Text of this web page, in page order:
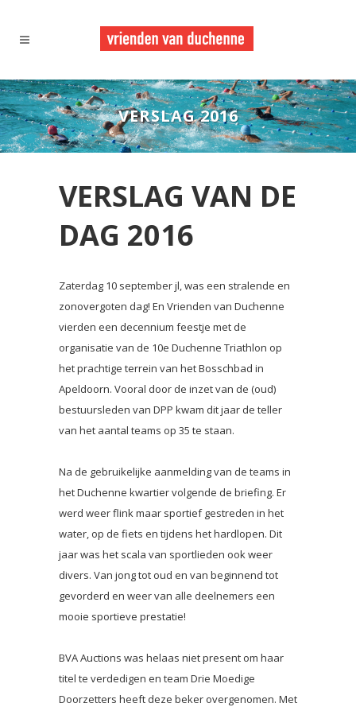
VERSLAG 2016
VERSLAG VAN DE
DAG 2016
Zaterdag 10 september jl, was een stralende en
zonovergoten dag! En Vrienden van Duchenne
vierden een decennium feestje met de
organisatie van de 10e Duchenne Triathlon op
het prachtige terrein van het Bosschbad in
Apeldoorn. Vooral door de inzet van de (oud)
bestuursleden van DPP kwam dit jaar de teller
van het aantal teams op 35 te staan.
Na de gebruikelijke aanmelding van de teams in
het Duchenne kwartier volgende de briefing. Er
werd weer flink maar sportief gestreden in het
water, op de fiets en tijdens het hardlopen. Dit
jaar was het scala van sportlieden ook weer
divers. Van jong tot oud en van beginnend tot
gevorderd en weer van alle deelnemers een
mooie sportieve prestatie!
BVA Auctions was helaas niet present om haar
titel te verdedigen en team Drie Moedige
Doorzetters heeft deze beker overgenomen. Met